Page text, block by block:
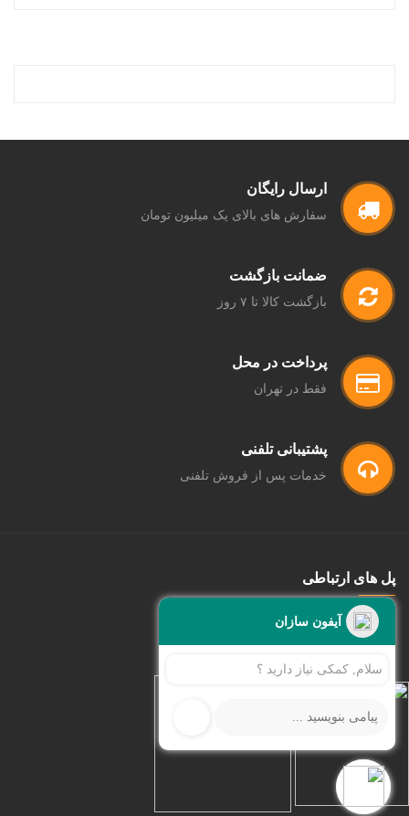
ارسال رایگان
سفارش های بالای یک میلیون تومان
ضمانت بازگشت
بازگشت کالا تا ۷ روز
پرداخت در محل
فقط در تهران
پشتیبانی تلفنی
خدمات پس از فروش تلفنی
پل های ارتباطی
اطلاعات آیفون سازان
سلام, کمکی نیاز دارید ؟